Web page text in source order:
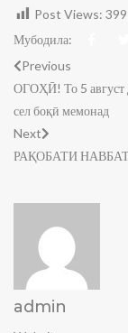
Post Views: 399
Мубодила:
Previous
ОГОҲӢ! То 5 август
сел боқӣ мемонад
Next
РАҚОБАТИ
admin